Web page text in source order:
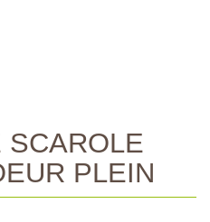
SCAROLE
PLEIN